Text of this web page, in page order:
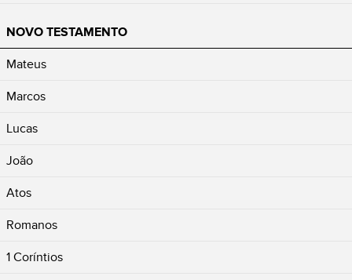
NOVO TESTAMENTO
Mateus
Marcos
Lucas
João
Atos
Romanos
1 Coríntios